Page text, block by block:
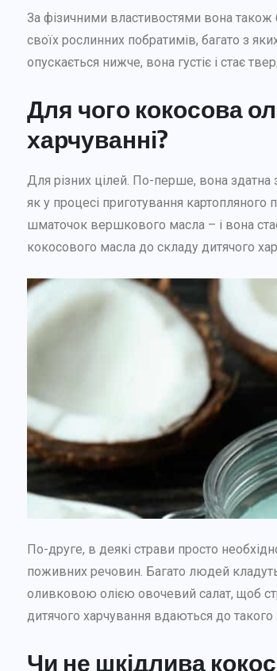
За фізичними властивостями вона
своїх рослинних побратимів, багато з
опускається нижче, вона густіє і стає
Для чого кокосова
харчуванні?
Для різних цілей. По-перше, вона здатна
як у процесі приготування
шматочок вершкового масла – і вона
кокосового масла до складу дитячого
По-друге, в деякі страви просто
поживних речовин. Багато людей
оливковою олією овочевий салат, щоб
дитячого харчування вдаються до
Чи не шкідлива